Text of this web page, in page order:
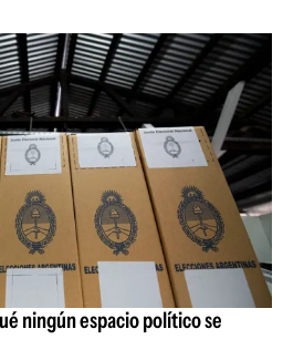
ningún espacio político se